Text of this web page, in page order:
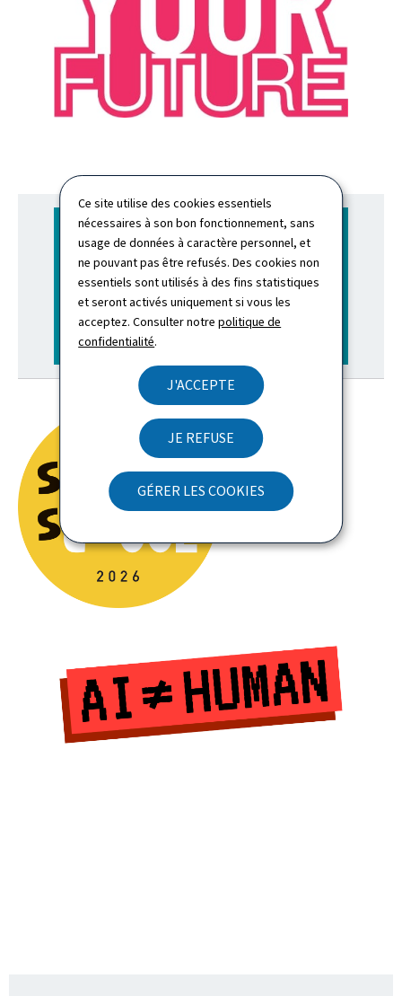
Ce site utilise des cookies essentiels
nécessaires à son bon fonctionnement, sans
usage de données à caractère personnel, et
ne pouvant pas être refusés. Des cookies non
essentiels sont utilisés à des fins statistiques
et seront activés uniquement si vous les
acceptez. Consulter notrepolitique de
confidentialité.
J'ACCEPTE
JE REFUSE
GÉRER LES COOKIES